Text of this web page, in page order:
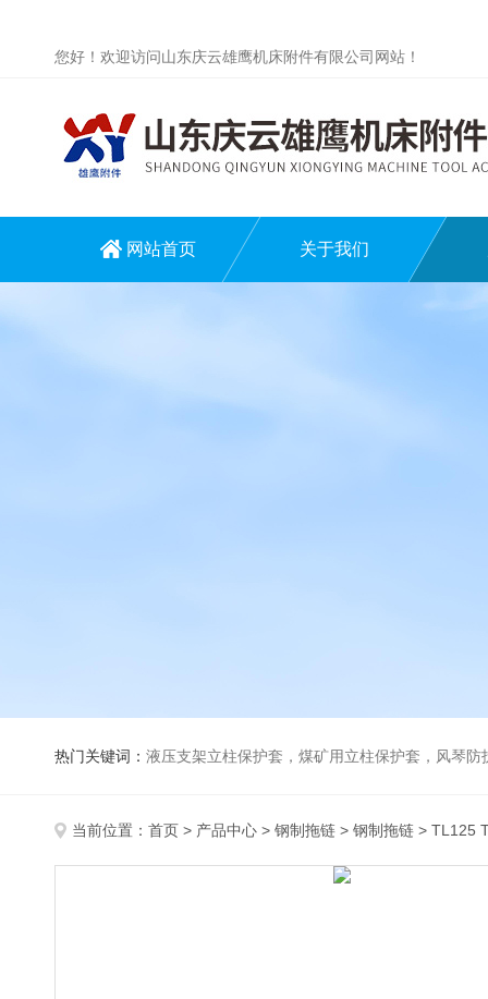
您好！欢迎访问山东庆云雄鹰机床附件有限公司网站！
网站首页 关于我们
热门关键词： 液压支架立柱保护套，煤矿用立柱保护套，风琴
当前位置： 首页 > 产品中心 > 钢制拖链 > 钢制拖链 > TL125